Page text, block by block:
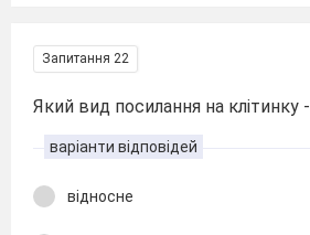
Запитання 22
Який вид посилання на клітинку -
варіанти відповідей
відносне